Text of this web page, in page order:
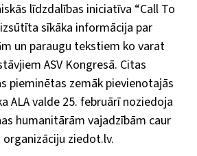
līdzdalības iniciatīva “Call To
sīkāka informācija par
un paraugu tekstiem ko varat
ASV Kongresā. Citas
pieminētas zemāk pievienotajās
ALA valde 25. februārī noziedoja
humanitārām vajadzībām caur
ziedot.lv.